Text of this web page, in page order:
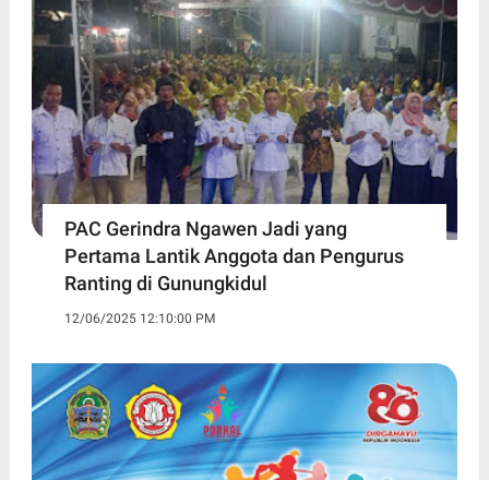
PAC Gerindra Ngawen Jadi yang
Pertama Lantik Anggota dan Pengurus
Ranting di Gunungkidul
12/06/2025 12:10:00 PM